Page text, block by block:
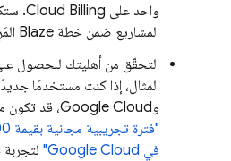
واحد على Cloud Billing
.
المشاريع ضمن خطة Blaze المَرِنة.
التحقّق من أهليتك للحصول
وGoogle Cloud، قد تكون
في Google Cloud
"